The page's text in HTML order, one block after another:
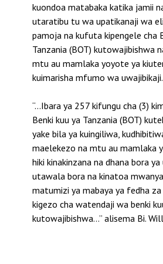
kuondoa matabaka katika jamii
utaratibu tu wa upatikanaji wa
pamoja na kufuta kipengele cha
Tanzania (BOT) kutowajibishwa
mtu au mamlaka yoyote ya
kuimarisha mfumo wa uwajibikaji.
“…Ibara ya 257 kifungu cha (3)
Benki kuu ya Tanzania (BOT)
yake bila ya kuingiliwa,
maelekezo na mtu au mamlaka
hiki kinakinzana na dhana bora
utawala bora na kinatoa
matumizi ya mabaya ya fedha
kigezo cha watendaji wa benki
kutowajibishwa…” alisema Bi.